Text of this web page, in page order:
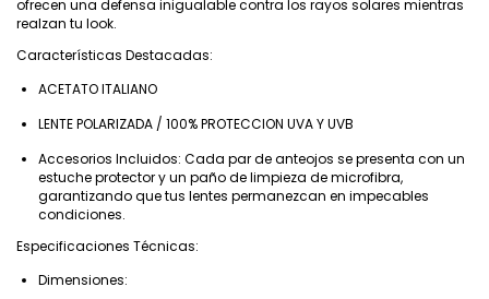
ofrecen una defensa inigualable contra los rayos solares mientras
realzan tu look.
Características Destacadas:
ACETATO ITALIANO
LENTE POLARIZADA / 100% PROTECCION UVA Y UVB
Accesorios Incluidos: Cada par de anteojos se presenta con un
estuche protector y un paño de limpieza de microfibra,
garantizando que tus lentes permanezcan en impecables
condiciones.
Especificaciones Técnicas:
Dimensiones: